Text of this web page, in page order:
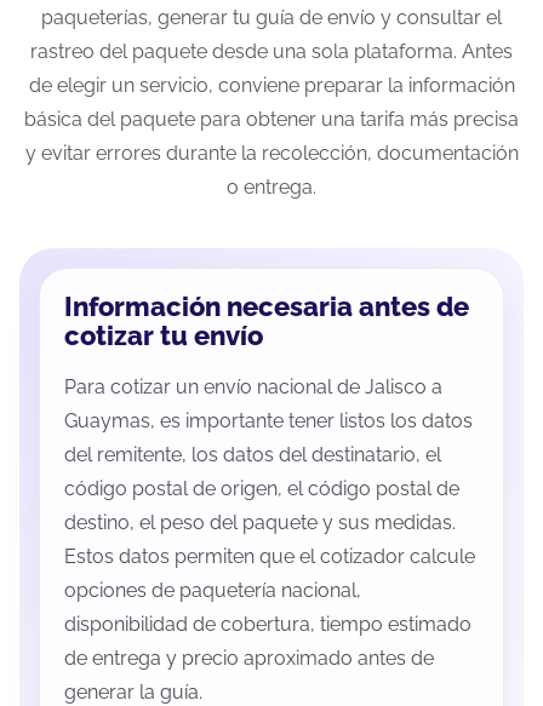
paqueterías, generar tu guía de envío y consultar el
rastreo del paquete desde una sola plataforma. Antes
de elegir un servicio, conviene preparar la información
básica del paquete para obtener una tarifa más precisa
y evitar errores durante la recolección, documentación
o entrega.
Información necesaria antes de
cotizar tu envío
Para cotizar un envío nacional de Jalisco a
Guaymas, es importante tener listos los datos
del remitente, los datos del destinatario, el
código postal de origen, el código postal de
destino, el peso del paquete y sus medidas.
Estos datos permiten que el cotizador calcule
opciones de paquetería nacional,
disponibilidad de cobertura, tiempo estimado
de entrega y precio aproximado antes de
generar la guía.